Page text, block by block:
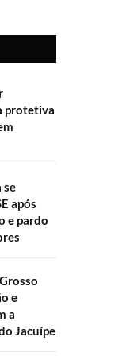
protetiva
se
após
e pardo
e
a
Jacuípe